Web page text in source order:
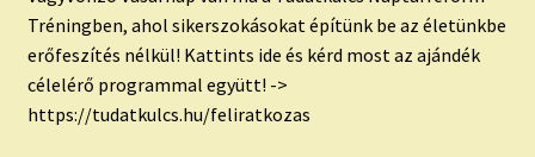
Tréningben, ahol sikerszokásokat építünk be az életünkbe
erőfeszítés nélkül! Kattints ide és kérd most az ajándék
célelérő programmal együtt! ->
https://tudatkulcs.hu/feliratkozas